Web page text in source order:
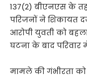
137(2) बीएनएस के
परिजनों ने शिकायत
आरोपी युवती को
घटना के बाद परिवार
मामले की गंभीरता